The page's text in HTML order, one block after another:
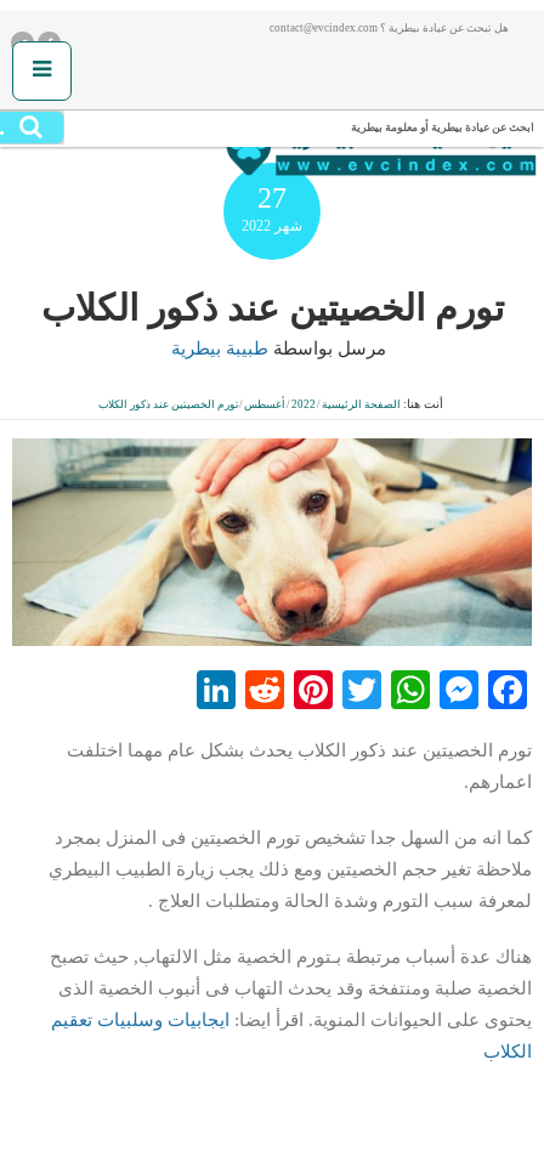
هل تبحث عن عيادة بيطرية ؟ contact@evcindex.com
ابحث عن عيادة بيطرية أو معلومة بيطرية
27
شهر 2022
تورم الخصيتين عند ذكور الكلاب
مرسل بواسطة طبيبة بيطرية
أنت هنا: الصفحة الرئيسية/
2022
/ أغسطس/تورم الخصيتين عند ذكور الكلاب
Facebook
Messenger
WhatsApp
Twitter
Pinterest
Reddit
تورم الخصيتين عند ذكور الكلاب يحدث بشكل عام مهما اختلفت
اعمارهم.
كما انه من السهل جدا تشخيص تورم الخصيتين فى المنزل بمجرد
ملاحظة تغير حجم الخصيتين ومع ذلك يجب زيارة الطبيب البيطري
لمعرفة سبب التورم وشدة الحالة ومتطلبات العلاج .
هناك عدة أسباب مرتبطة بـتورم الخصية مثل الالتهاب, حيث تصبح
الخصية صلبة ومنتفخة وقد يحدث التهاب فى أنبوب الخصية الذى
يحتوى على الحيوانات المنوية. اقرأ ايضا:
ايجابيات وسلبيات تعقيم
الكلاب